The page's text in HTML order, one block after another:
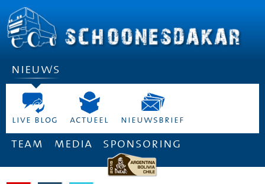
nieuws
live blog actueel nieuwsbrief
team media sponsoring